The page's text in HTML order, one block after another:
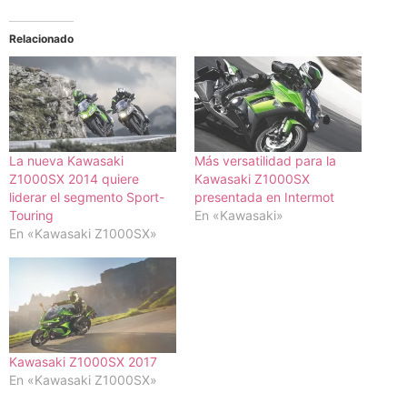
Relacionado
La nueva Kawasaki
Z1000SX 2014 quiere
liderar el segmento Sport-
Touring
En «Kawasaki Z1000SX»
Más versatilidad para la
Kawasaki Z1000SX
presentada en Intermot
En «Kawasaki»
Kawasaki Z1000SX 2017
En «Kawasaki Z1000SX»